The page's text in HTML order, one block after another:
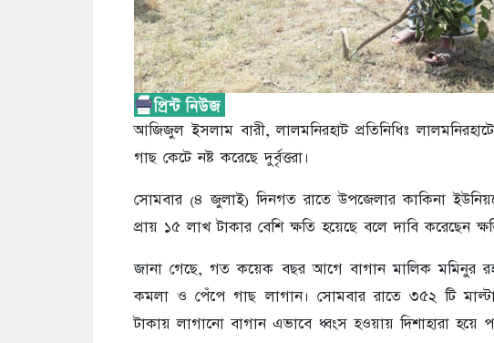
আজিজুল ইসলাম বারী, লালমনিরহাট প্রতিনিধিঃ
গাছ কেটে নষ্ট করেছে দুর্বৃত্তরা।
সোমবার (৪ জুলাই) দিনগত রাতে উপজেলার কাকিনা
প্রায় ১৫ লাখ টাকার বেশি ক্ষতি হয়েছে বলে দাবি করেছেন
জানা গেছে, গত কয়েক বছর আগে বাগান মালিক মমিনুর
কমলা ও পেঁপে গাছ লাগান। সোমবার রাতে ৩৫২ টি মাল্টা
টাকায় লাগানো বাগান এভাবে ধ্বংস হওয়ায় দিশাহারা হয়ে